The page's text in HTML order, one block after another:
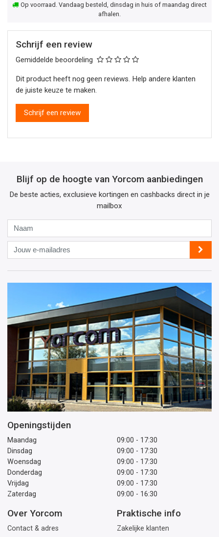
Op voorraad. Vandaag besteld, dinsdag in huis of maandag direct
afhalen.
Schrijf een review
Gemiddelde beoordeling
Dit product heeft nog geen reviews. Help andere klanten
de juiste keuze te maken.
Schrijf een review
Blijf op de hoogte van Yorcom aanbiedingen
De beste acties, exclusieve kortingen en cashbacks direct in je
mailbox
Jouw
e-
mailadres
Openingstijden
Maandag
09:00 - 17:30
Dinsdag
09:00 - 17:30
Woensdag
09:00 - 17:30
Donderdag
09:00 - 17:30
Vrijdag
09:00 - 17:30
Zaterdag
09:00 - 16:30
Over Yorcom
Contact & adres
Praktische info
Zakelijke klanten